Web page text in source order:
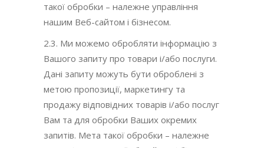
такої обробки – належне управління
нашим Веб-сайтом і бізнесом.
2.3. Ми можемо обробляти інформацію з
Вашого запиту про товари і/або послуги.
Дані запиту можуть бути оброблені з
метою пропозиції, маркетингу та
продажу відповідних товарів і/або послуг
Вам та для обробки Ваших окремих
запитів. Мета такої обробки – належне